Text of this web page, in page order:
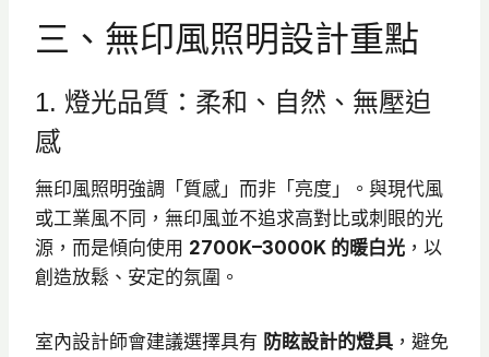
三、無印風照明設計重點
1. 燈光品質：柔和、自然、無壓迫
感
無印風照明強調「質感」而非「亮度」。與現代風
或工業風不同，無印風並不追求高對比或刺眼的光
源，而是傾向使用 2700K–3000K 的暖白光 ，以
創造放鬆、安定的氛圍。
室內設計師會建議選擇具有 防眩設計的燈具 ，避免